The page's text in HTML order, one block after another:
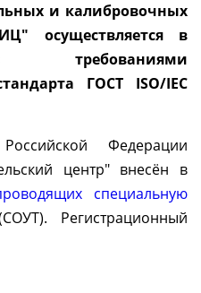
и калибровочных
осуществляется в
требованиями
ГОСТ ISO/IEC
Федерации
центр" внесён в
специальную
Регистрационный